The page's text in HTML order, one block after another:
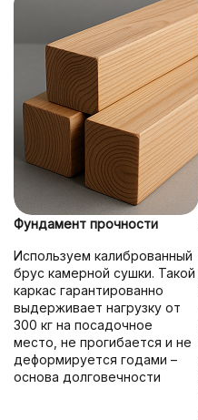
Фундамент прочности
Используем калиброванный
брус камерной сушки. Такой
каркас гарантированно
выдерживает нагрузку от
300 кг на посадочное
место, не прогибается и не
деформируется годами –
основа долговечности